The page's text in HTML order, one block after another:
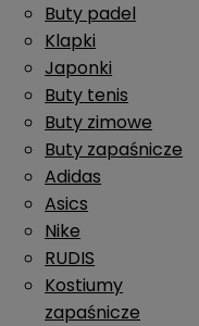
Buty padel
Klapki
Japonki
Buty tenis
Buty zimowe
Buty zapaśnicze
Adidas
Asics
Nike
RUDIS
Kostiumy
zapaśnicze